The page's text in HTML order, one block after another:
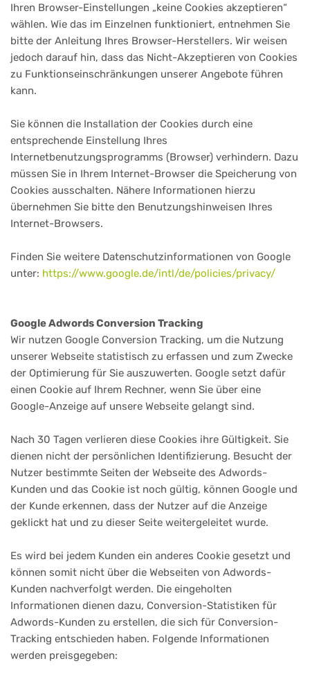
Ihren Browser-Einstellungen „keine Cookies akzeptieren“
wählen. Wie das im Einzelnen funktioniert, entnehmen Sie
bitte der Anleitung Ihres Browser-Herstellers. Wir weisen
jedoch darauf hin, dass das Nicht-Akzeptieren von Cookies
zu Funktionseinschränkungen unserer Angebote führen
kann.
Sie können die Installation der Cookies durch eine
entsprechende Einstellung Ihres
Internetbenutzungsprogramms (Browser) verhindern. Dazu
müssen Sie in Ihrem Internet-Browser die Speicherung von
Cookies ausschalten. Nähere Informationen hierzu
übernehmen Sie bitte den Benutzungshinweisen Ihres
Internet-Browsers.
Finden Sie weitere Datenschutzinformationen von Google
unter: https://www.google.de/intl/de/policies/privacy/
Google Adwords Conversion Tracking
Wir nutzen Google Conversion Tracking, um die Nutzung
unserer Webseite statistisch zu erfassen und zum Zwecke
der Optimierung für Sie auszuwerten. Google setzt dafür
einen Cookie auf Ihrem Rechner, wenn Sie über eine
Google-Anzeige auf unsere Webseite gelangt sind.
Nach 30 Tagen verlieren diese Cookies ihre Gültigkeit. Sie
dienen nicht der persönlichen Identifizierung. Besucht der
Nutzer bestimmte Seiten der Webseite des Adwords-
Kunden und das Cookie ist noch gültig, können Google und
der Kunde erkennen, dass der Nutzer auf die Anzeige
geklickt hat und zu dieser Seite weitergeleitet wurde.
Es wird bei jedem Kunden ein anderes Cookie gesetzt und
können somit nicht über die Webseiten von Adwords-
Kunden nachverfolgt werden. Die eingeholten
Informationen dienen dazu, Conversion-Statistiken für
Adwords-Kunden zu erstellen, die sich für Conversion-
Tracking entschieden haben. Folgende Informationen
werden preisgegeben: